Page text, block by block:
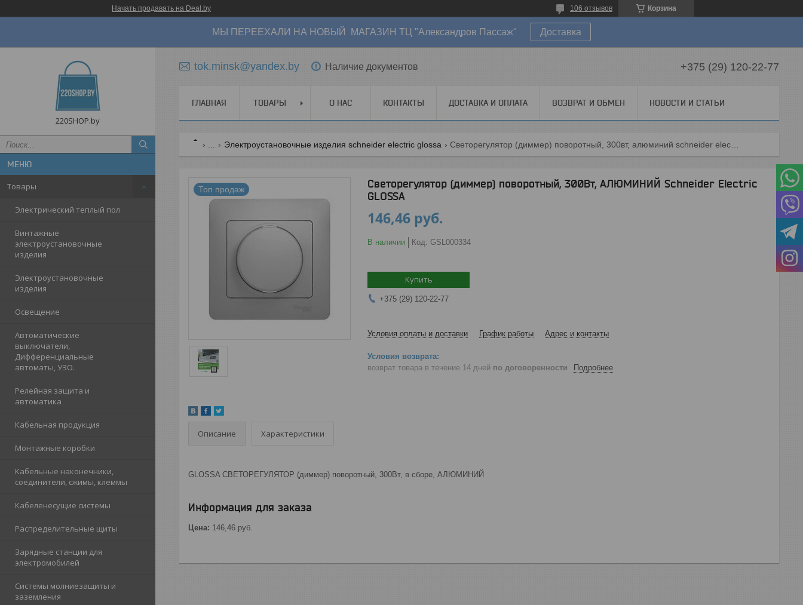
Начать продавать на Deal.by Корзина
106 отзывов
МЫ ПЕРЕЕХАЛИ НА НОВЫЙ МАГАЗИН ТЦ "Александров Пассаж" Доставка
220SHOP.by
Товары
Электрический теплый пол
Винтажные
электроустановочные
изделия
Электроустановочные
изделия
Освещение
Автоматические
выключатели,
Дифференциальные
автоматы, УЗО.
Релейная защита и
автоматика
Кабельная продукция
Монтажные коробки
Кабельные наконечники,
соединители, сжимы, клеммы
Кабеленесущие системы
Распределительные щиты
Зарядные станции для
электромобилей
Системы молниезащиты и
заземления
tok.minsk@yandex.by Наличие документов +375 (29) 120-22-77
ГЛАВНАЯ ТОВАРЫ О НАС КОНТАКТЫ ДОСТАВКА И ОПЛАТА ВОЗВРАТ И ОБМЕН НОВОСТИ И СТАТЬИ
Электроустановочные изделия schneider electric glossa
Топ продаж
Светорегулятор (диммер) поворотный, 300Вт, АЛЮМИНИЙ Schneider Electric
GLOSSA
146,46 руб.
В наличии Код: GSL000334
Купить
+375 (29) 120-22-77
Условия оплаты и доставки График работы Адрес и контакты
возврат товара в течение 14 дней по договоренности Подробнее
Описание Характеристики
GLOSSA СВЕТОРЕГУЛЯТОР (диммер) поворотный, 300Вт, в сборе, АЛЮМИНИЙ
Информация для заказа
Цена: 146,46 руб.